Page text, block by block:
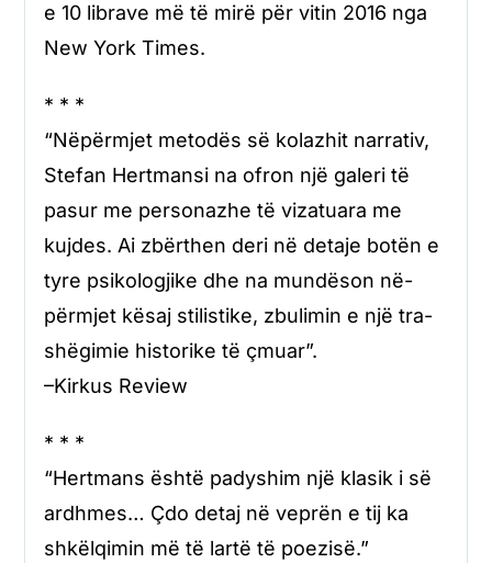
e 10 librave më të mirë për vitin 2016 nga
New York Times.
* * *
“Nëpërmjet metodës së kolazhit narrativ,
Stefan Hertmansi na ofron një galeri të
pasur me personazhe të vizatuara me
kujdes. Ai zbërthen deri në detaje botën e
tyre psikologjike dhe na mundëson në-
përmjet kësaj stilistike, zbulimin e një tra-
shëgimie historike të çmuar”.
–Kirkus Review
* * *
“Hertmans është padyshim një klasik i së
ardhmes… Çdo detaj në veprën e tij ka
shkëlqimin më të lartë të poezisë.”